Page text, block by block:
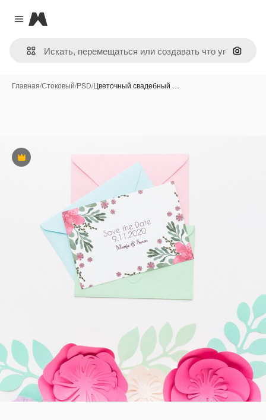
Close menu
Magnific
Поиск
Главная/Стоковый/PSD/Цветочный свадебный …
Премиум